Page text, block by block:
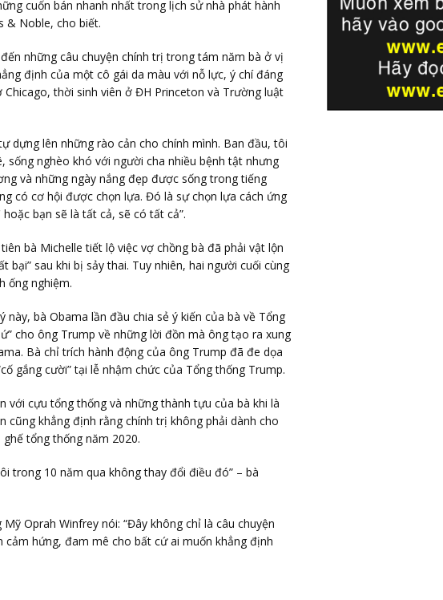
cuốn bán nhanh nhất trong lịch sử nhà phát hành
& Noble, cho biết.
những câu chuyện chính trị trong tám năm bà ở vị
định của một cô gái da màu với nỗ lực, ý chí đáng
thời sinh viên ở ĐH Princeton và Trường luật
dựng lên những rào cản cho chính mình. Ban đầu, tôi
sống nghèo khó với người cha nhiều bệnh tật nhưng
và những ngày nắng đẹp được sống trong tiếng
có cơ hội được chọn lựa. Đó là sự chọn lựa cách ứng
bạn sẽ là tất cả, sẽ có tất cả”.
bà Michelle tiết lộ việc vợ chồng bà đã phải vật lộn
sau khi bị sảy thai. Tuy nhiên, hai người cuối cùng
ống nghiệm.
bà Obama lần đầu chia sẻ ý kiến của bà về Tổng
cho ông Trump về những lời đồn mà ông tạo ra xung
Bà chỉ trích hành động của ông Trump đã đe dọa
gắng cười” tại lễ nhậm chức của Tổng thống Trump.
với cựu tổng thống và những thành tựu của bà khi là
cũng khẳng định rằng chính trị không phải dành cho
tổng thống năm 2020.
trong 10 năm qua không thay đổi điều đó” – bà
Oprah Winfrey nói: “Đây không chỉ là câu chuyện
hứng, đam mê cho bất cứ ai muốn khẳng định